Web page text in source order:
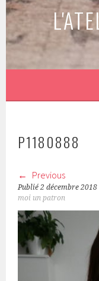
P1180888
Previous
Publié2 décembre 2018
moi un patron